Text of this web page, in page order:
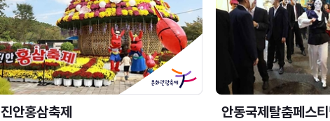
진안홍삼축제 안동국제탈춤페스